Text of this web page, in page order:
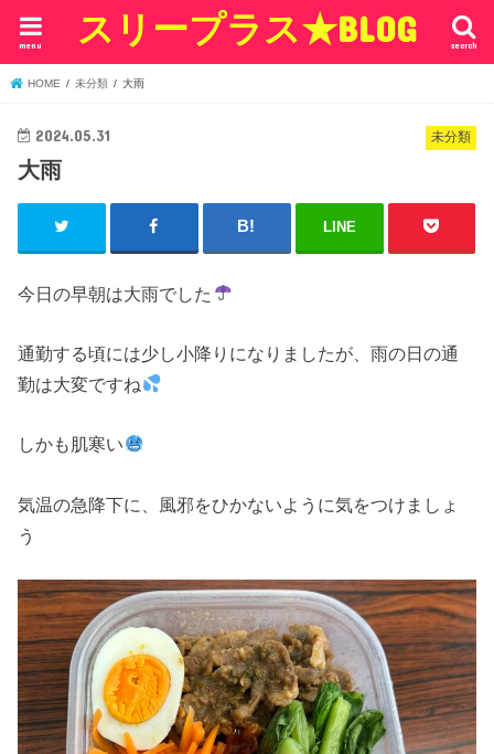
スリープラス★BLOG search
menu
HOME 未分類 大雨
未分類
2024.05.31
大雨
LINE
今日の早朝は大雨でした
通勤する頃には少し小降りになりましたが、雨の日の通
勤は大変ですね
しかも肌寒い
気温の急降下に、風邪をひかないように気をつけましょ
う